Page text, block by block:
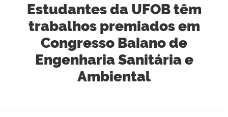
Estudantes da UFOB têm
trabalhos premiados em
Congresso Baiano de
Engenharia Sanitária e
Ambiental